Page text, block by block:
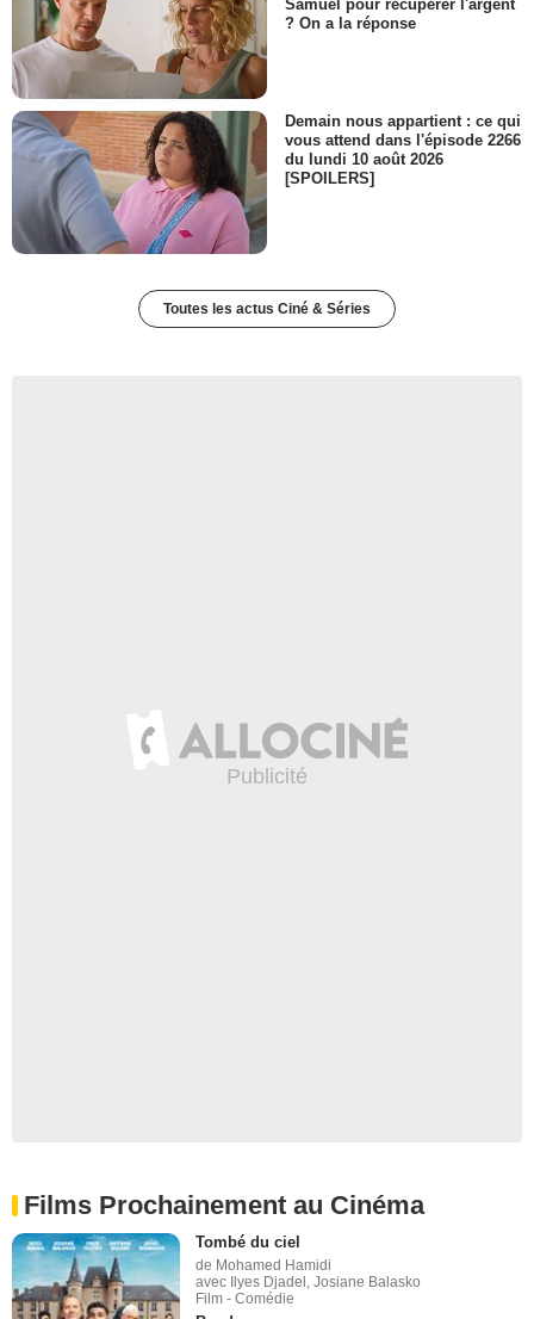
Samuel pour récupérer l'argent
? On a la réponse
Demain nous appartient : ce qui
vous attend dans l'épisode 2266
du lundi 10 août 2026
[SPOILERS]
Toutes les actus Ciné & Séries
Films Prochainement au Cinéma
Tombé du ciel
de Mohamed Hamidi
avec Ilyes Djadel, Josiane Balasko
Film - Comédie